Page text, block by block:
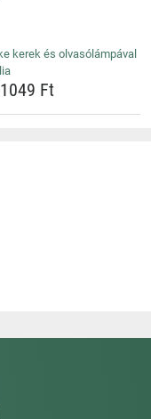
kerek és olvasólámpával
Ft